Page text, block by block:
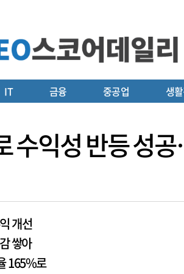
IT 금융 중공업 생
수익성 반등 성
개선
쌓아
165%로